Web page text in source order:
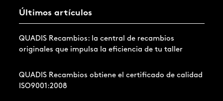
Últimos artículos
QUADIS Recambios: la central de recambios
originales que impulsa la eficiencia de tu taller
QUADIS Recambios obtiene el certificado de calidad
ISO9001:2008